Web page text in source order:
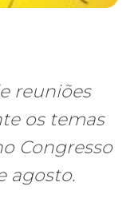
reuniões
os temas
Congresso
agosto.